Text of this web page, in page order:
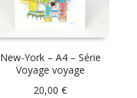
New-York – A4 – Série
Voyage voyage
20,00€